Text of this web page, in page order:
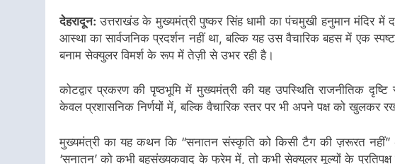
देहरादून:उत्तराखंड के मुख्यमंत्री पुष्कर सिंह धामी का पंचमुखी हनुमान मंदिर
आस्था का सार्वजनिक प्रदर्शन नहीं था, बल्कि यह उस वैचारिक बहस में एक
बनाम सेक्युलर विमर्श के रूप में तेज़ी से उभर रही है।
कोटद्वार प्रकरण की पृष्ठभूमि में मुख्यमंत्री की यह उपस्थिति राजनीतिक
केवल प्रशासनिक निर्णयों में, बल्कि वैचारिक स्तर पर भी अपने पक्ष को खुलकर
मुख्यमंत्री का यह कथन कि “सनातन संस्कृति को किसी टैग की ज़रूरत नहीं”
‘सनातन’ को कभी बहुसंख्यकवाद के फ्रेम में, तो कभी सेक्युलर मूल्यों के